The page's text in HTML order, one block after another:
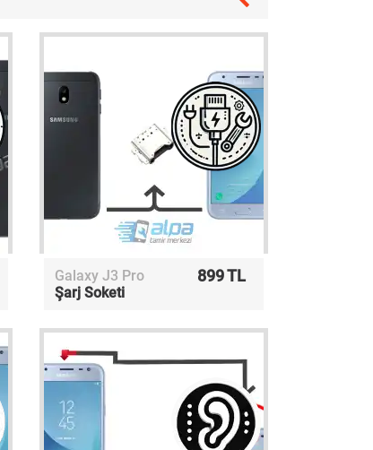
Galaxy J3 Pro 899 TL
Şarj Soketi